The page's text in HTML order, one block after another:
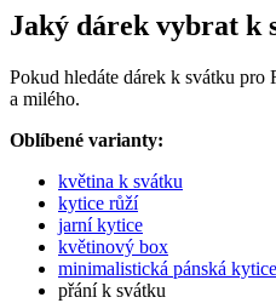
Jaký dárek vybrat k
Pokud hledáte dárek k svátku pro
a milého.
Oblíbené varianty:
květina k svátku
kytice růží
jarní kytice
květinový box
minimalistická pánská kytice
přání k svátku